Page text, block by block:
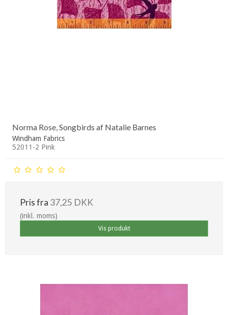
Norma Rose, Songbirds af Natalie Barnes
Windham Fabrics
52011-2 Pink
Pris fra 37,25 DKK
(inkl. moms)
Vis produkt